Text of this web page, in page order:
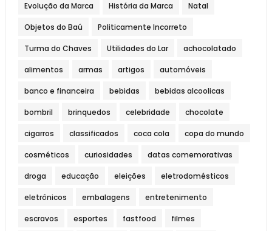
Evolução da Marca História da Marca Natal
Objetos do Baú Politicamente Incorreto
Turma do Chaves Utilidades do Lar achocolatado
alimentos armas artigos automóveis
banco e financeira bebidas bebidas alcoolicas
bombril brinquedos celebridade chocolate
cigarros classificados coca cola copa do mundo
cosméticos curiosidades datas comemorativas
droga educação eleições eletrodomésticos
eletrônicos embalagens entretenimento
escravos esportes fastfood filmes